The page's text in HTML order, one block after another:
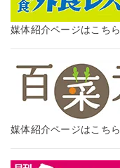
媒体紹介ページはこちら
媒体紹介ページはこちら